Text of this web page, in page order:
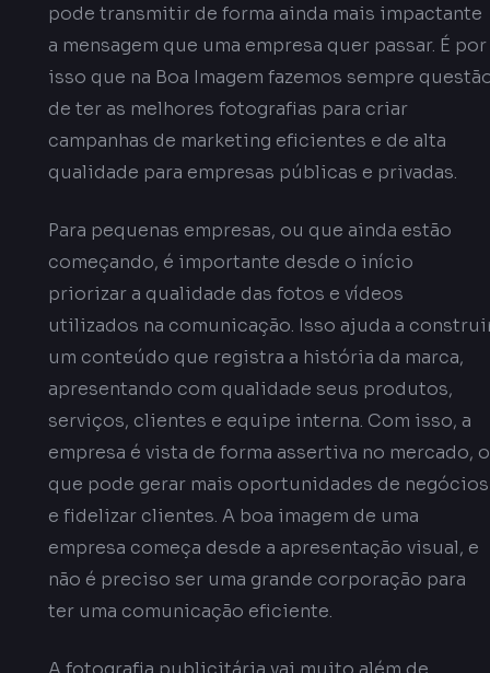
pode transmitir de forma ainda mais impactante
a mensagem que uma empresa quer passar. É por
isso que na Boa Imagem fazemos sempre
de ter as melhores fotografias para criar
campanhas de marketing eficientes e de alta
qualidade para empresas públicas e privadas.
Para pequenas empresas, ou que ainda estão
começando, é importante desde o início
priorizar a qualidade das fotos e vídeos
utilizados na comunicação. Isso ajuda a
um conteúdo que registra a história da marca,
apresentando com qualidade seus produtos,
serviços, clientes e equipe interna. Com isso, a
empresa é vista de forma assertiva no mercado, o
que pode gerar mais oportunidades de negócios
e fidelizar clientes. A boa imagem de uma
empresa começa desde a apresentação visual, e
não é preciso ser uma grande corporação para
ter uma comunicação eficiente.